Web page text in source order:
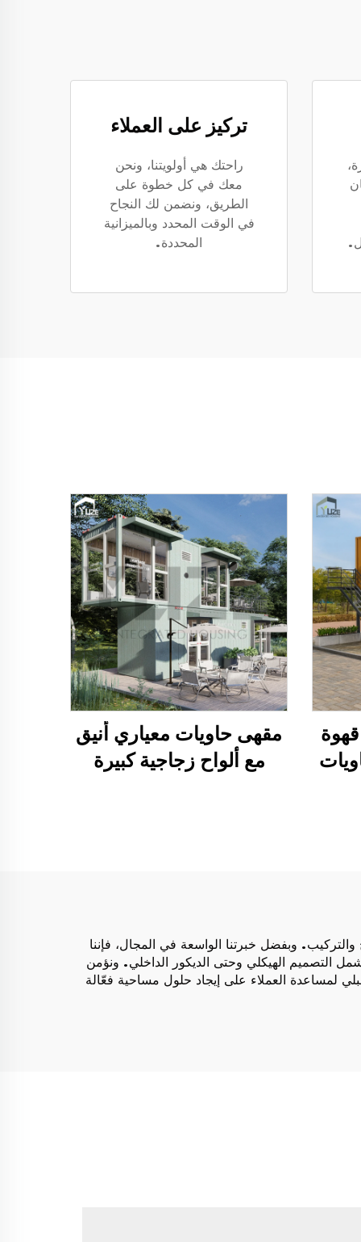
تركيز على العملاء
راحتك هي أولويتنا، ونحن
معك في كل خطوة على
الطريق، ونضمن لك النجاح
في الوقت المحدد وبالميزانية
المحددة.
مقهى حاويات معياري أنيق
مع ألواح زجاجية كبيرة
وبفضل خبرتنا الواسعة في المجال، فإننا
التصميم الهيكلي وحتى الديكور الداخلي. ونؤمن
لمساعدة العملاء على إيجاد حلول مساحية فعّالة